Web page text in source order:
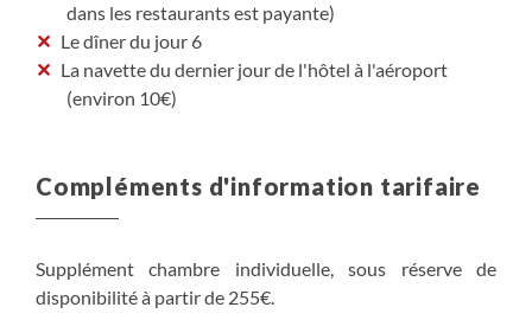
dans les restaurants est payante)
Le dîner du jour 6
La navette du dernier jour de l'hôtel à l'aéroport
(environ 10€)
Compléments d'information tarifaire
Supplément chambre individuelle, sous réserve de
disponibilité à partir de 255€.